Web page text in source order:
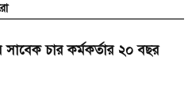
সাবেক চার কর্মকর্তার ২০ বছর